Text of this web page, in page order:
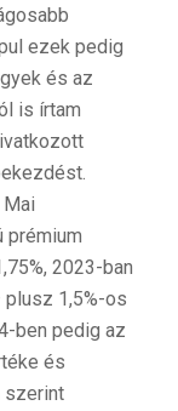
ezek pedig
és az
is írtam
prémium
2023-ban
plusz 1,5%-os
ben pedig az
és
szerint